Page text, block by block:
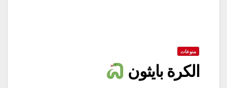
منوعات
الكرة بايثون